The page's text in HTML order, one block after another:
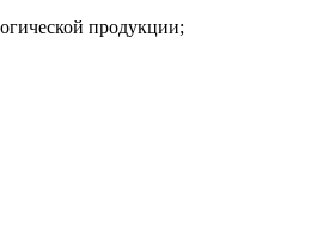
продукции;